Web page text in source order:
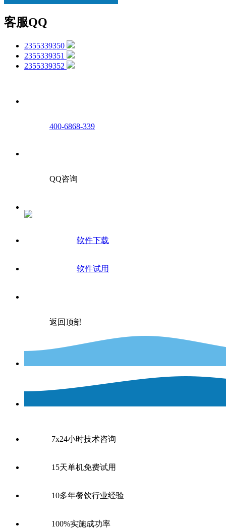
客服QQ
2355339350
2355339351
2355339352
400-6868-339
QQ咨询
软件下载
软件试用
返回顶部
7x24小时技术咨询
15天单机免费试用
10多年餐饮行业经验
100%实施成功率